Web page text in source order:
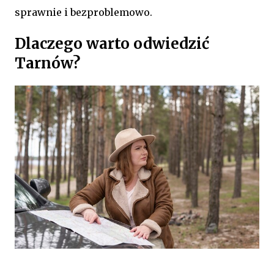
sprawnie i bezproblemowo.
Dlaczego warto odwiedzić
Tarnów?